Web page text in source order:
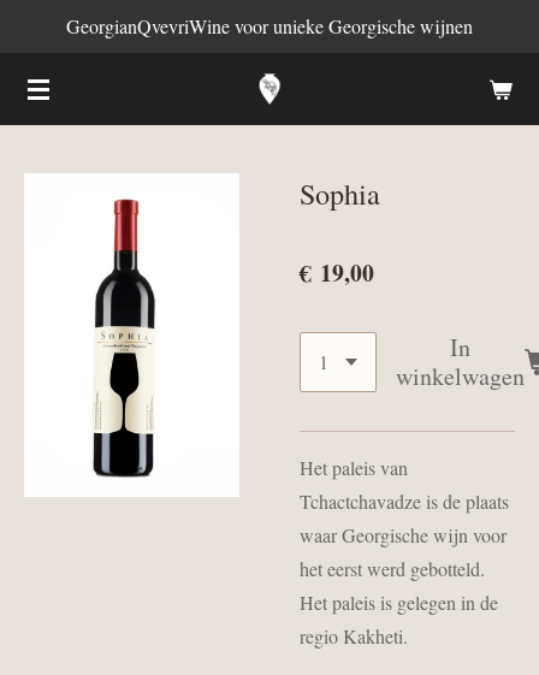
naar
de
GeorgianQvevriWine voor unieke Georgische wijnen
Sophia
€ 19,00
In
winkelwagen
Het paleis van
Tchactchavadze is de plaats
waar Georgische wijn voor
het eerst werd gebotteld.
Het paleis is gelegen in de
regio Kakheti.